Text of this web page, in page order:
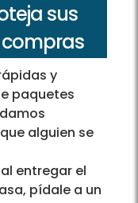
sus
y
paquetes
alguien se
entregar el
pídale a un